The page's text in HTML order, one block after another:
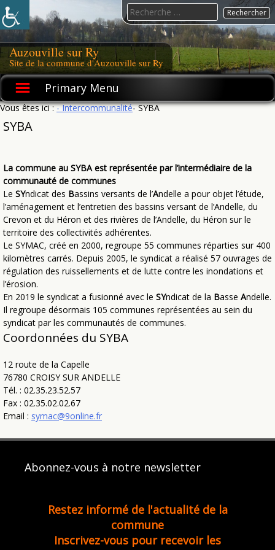
Skip
to
content
Auzouville sur Ry
Site de la commune d'Auzouville sur Ry
Primary Menu
Search
for:
Vous êtes ici :- Intercommunalité- SYBA
SYBA
La commune au SYBA est représentée par l’intermédiaire de la
communauté de communes
Le SYndicat des Bassins versants de l’Andelle a pour objet l’étude,
l’aménagement et l’entretien des bassins versant de l’Andelle, du
Crevon et du Héron et des rivières de l’Andelle, du Héron sur le
territoire des collectivités adhérentes.
Le SYMAC, créé en 2000, regroupe 55 communes réparties sur 400
kilomètres carrés. Depuis 2005, le syndicat a réalisé 57 ouvrages de
régulation des ruissellements et de lutte contre les inondations et
l’érosion.
En 2019 le syndicat a fusionné avec le SYndicat de la Basse Andelle.
Il regroupe désormais 105 communes représentées au sein du
syndicat par les communautés de communes.
Coordonnées du SYBA
12 route de la Capelle
76780 CROISY SUR ANDELLE
Tél. : 02.35.23.52.57
Fax : 02.35.02.02.67
Email : symac@9online.fr
Abonnez-vous à notre newsletter
Restez informé de l'actualité de la
commune
Inscrivez-vous pour recevoir les